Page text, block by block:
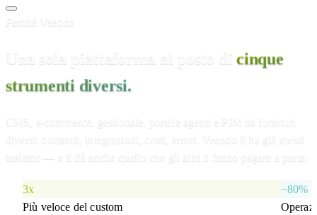
Perché Veendo
Una sola piattaforma al posto dicinque
strumenti diversi.
CMS, e-commerce, gestionale, portale agenti e PIM da fornitori
diversi: contratti, integrazioni, costi, errori. Veendo li ha già messi
insieme — e ti dà anche quello che gli altri ti fanno pagare a parte.
3x
Più veloce del custom
−80%